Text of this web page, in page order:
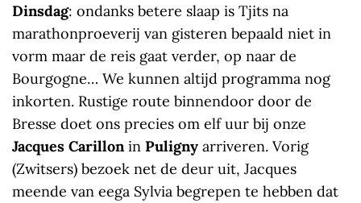
Dinsdag: ondanks betere slaap is Tjits na
marathonproeverij van gisteren bepaald niet in
vorm maar de reis gaat verder, op naar de
Bourgogne… We kunnen altijd programma nog
inkorten. Rustige route binnendoor door de
Bresse doet ons precies om elf uur bij onze
Jacques Carillonin Puligny arriveren. Vorig
(Zwitsers) bezoek net de deur uit, Jacques
meende van eega Sylvia begrepen te hebben dat